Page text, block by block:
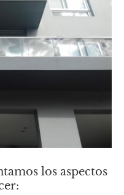
los aspectos